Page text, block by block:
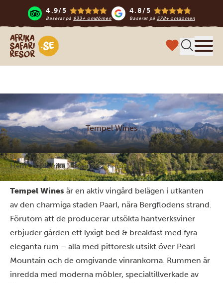
4.9/5
Baserat på 933+ omdömen
4.8/5
Baserat på 578+ omdömen
Safari-resor i Afrika
Tempel Wines
Hem Sydafrika Boende Tempel Wines
Tempel Wines är en aktiv vingård belägen i utkanten
av den charmiga staden Paarl, nära Bergflodens strand.
Förutom att de producerar utsökta hantverksviner
erbjuder gården ett lyxigt bed & breakfast med fyra
eleganta rum – alla med pittoresk utsikt över Pearl
Mountain och de omgivande vinrankorna. Rummen är
inredda med moderna möbler, specialtillverkade av